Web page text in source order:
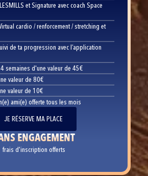
et Signature avec coach Space
cardio / renforcement / stretching et
de ta progression avec l’application
semaines d'une valeur de 45€
valeur de 80€
valeur de 10€
ami(e) offerte tous les mois
JE RÉSERVE MA PLACE
ENGAGEMENT
frais d'inscription offerts